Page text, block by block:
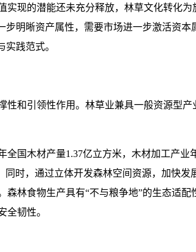
现的潜能还未充分释放，林草文化转化
明晰资产属性，需要市场进一步激活资本
践范式。
和引领性作用。林草业兼具一般资源型
国木材产量1.37亿立方米，木材加工产业
时，通过立体开发森林空间资源，加快发
林食物生产具有“不与粮争地”的生态适配
全韧性。